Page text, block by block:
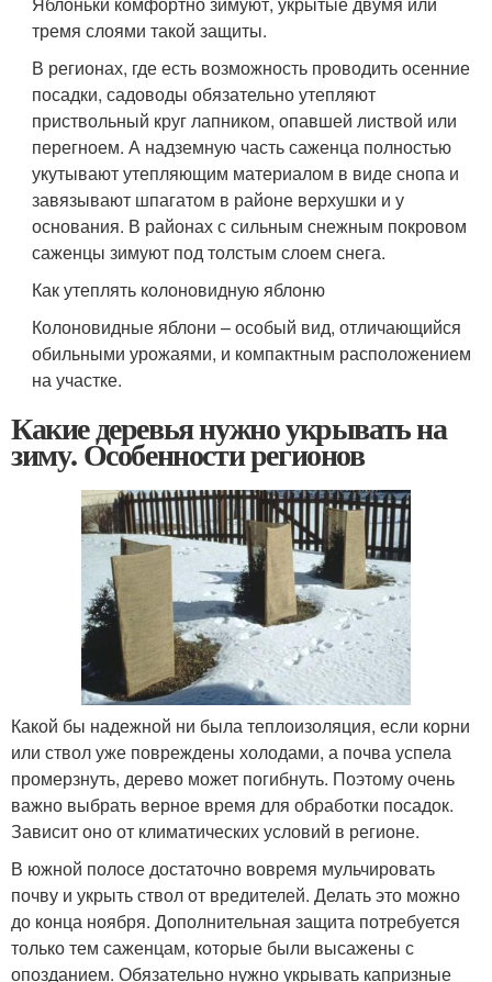
тремя слоями такой защиты.
В регионах, где есть возможность проводить осенние
посадки, садоводы обязательно утепляют
приствольный круг лапником, опавшей листвой или
перегноем. А надземную часть саженца полностью
укутывают утепляющим материалом в виде снопа и
завязывают шпагатом в районе верхушки и у
основания. В районах с сильным снежным покровом
саженцы зимуют под толстым слоем снега.
Как утеплять колоновидную яблоню
Колоновидные яблони – особый вид, отличающийся
обильными урожаями, и компактным расположением
на участке.
Какие деревья нужно укрывать на
зиму. Особенности регионов
Какой бы надежной ни была теплоизоляция, если корни
или ствол уже повреждены холодами, а почва успела
промерзнуть, дерево может погибнуть. Поэтому очень
важно выбрать верное время для обработки посадок.
Зависит оно от климатических условий в регионе.
В южной полосе достаточно вовремя мульчировать
почву и укрыть ствол от вредителей. Делать это можно
до конца ноября. Дополнительная защита потребуется
только тем саженцам, которые были высажены с
опозданием. Обязательно нужно укрывать капризные